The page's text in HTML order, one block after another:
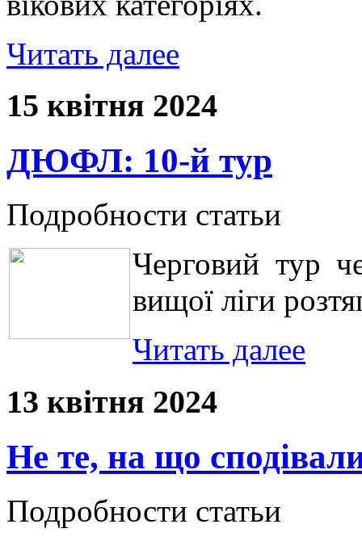
Читать далее
15 квітня 2024
ДЮФЛ: 10-й тур
Подробности статьи
Черговий тур
вищої ліги
Читать далее
13 квітня 2024
Не те, на що
Подробности статьи